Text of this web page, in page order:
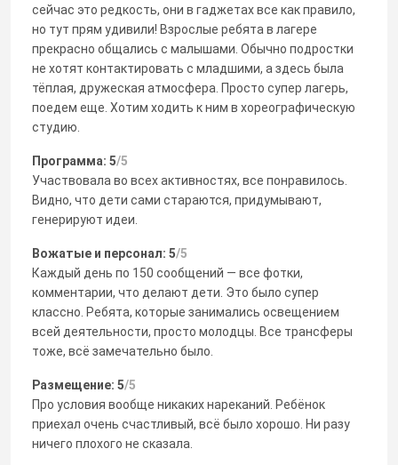
сейчас это редкость, они в гаджетах все как правило,
но тут прям удивили! Взрослые ребята в лагере
прекрасно общались с малышами. Обычно подростки
не хотят контактировать с младшими, а здесь была
тёплая, дружеская атмосфера. Просто супер лагерь,
поедем еще. Хотим ходить к ним в хореографическую
студию.
Программа: 5/5
Участвовала во всех активностях, все понравилось.
Видно, что дети сами стараются, придумывают,
генерируют идеи.
Вожатые и персонал: 5/5
Каждый день по 150 сообщений — все фотки,
комментарии, что делают дети. Это было супер
классно. Ребята, которые занимались освещением
всей деятельности, просто молодцы. Все трансферы
тоже, всё замечательно было.
Размещение: 5/5
Про условия вообще никаких нареканий. Ребёнок
приехал очень счастливый, всё было хорошо. Ни разу
ничего плохого не сказала.